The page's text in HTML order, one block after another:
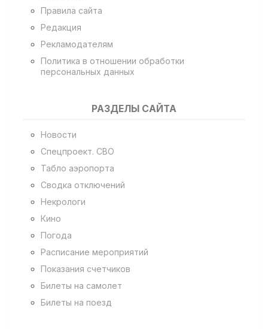
Правила сайта
Редакция
Рекламодателям
Политика в отношении обработки
персональных данных
РАЗДЕЛЫ САЙТА
Новости
Спецпроект. СВО
Табло аэропорта
Сводка отключений
Некрологи
Кино
Погода
Расписание мероприятий
Показания счетчиков
Билеты на самолет
Билеты на поезд